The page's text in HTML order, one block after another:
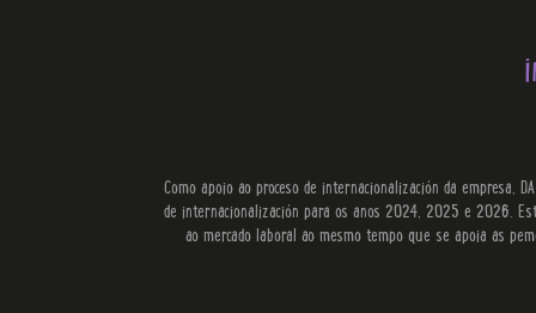
Como apoio ao proceso de internacionalización da empresa,
de internacionalización para os anos 2024, 2025 e 2026.
ao mercado laboral ao mesmo tempo que se apoia as